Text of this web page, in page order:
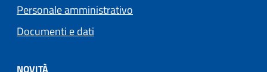
Personale amministrativo
Documenti e dati